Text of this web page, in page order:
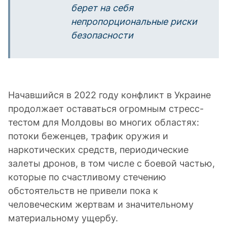
берет на себя
непропорциональные риски
безопасности
Начавшийся в 2022 году конфликт в Украине
продолжает оставаться огромным стресс-
тестом для Молдовы во многих областях:
потоки беженцев, трафик оружия и
наркотических средств, периодические
залеты дронов, в том числе с боевой частью,
которые по счастливому стечению
обстоятельств не привели пока к
человеческим жертвам и значительному
материальному ущербу.